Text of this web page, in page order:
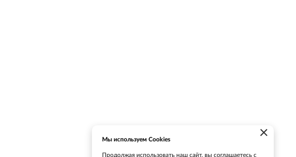
×
Мы используем Cookies
Продолжая использовать наш сайт, вы соглашаетесь с